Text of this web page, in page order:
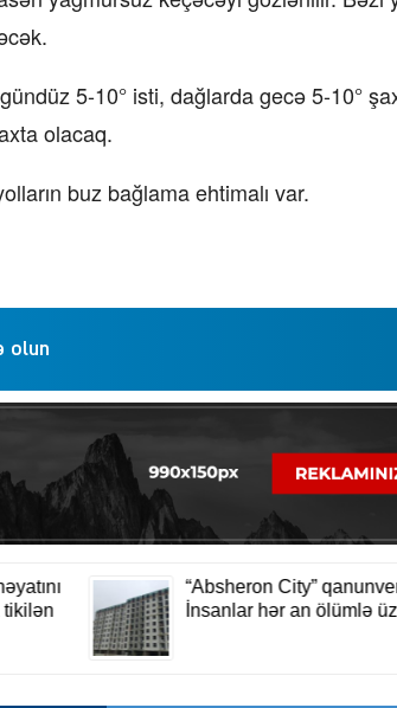
5-10° isti, dağlarda gecə 5-10°
olacaq.
buz bağlama ehtimalı var.
olun